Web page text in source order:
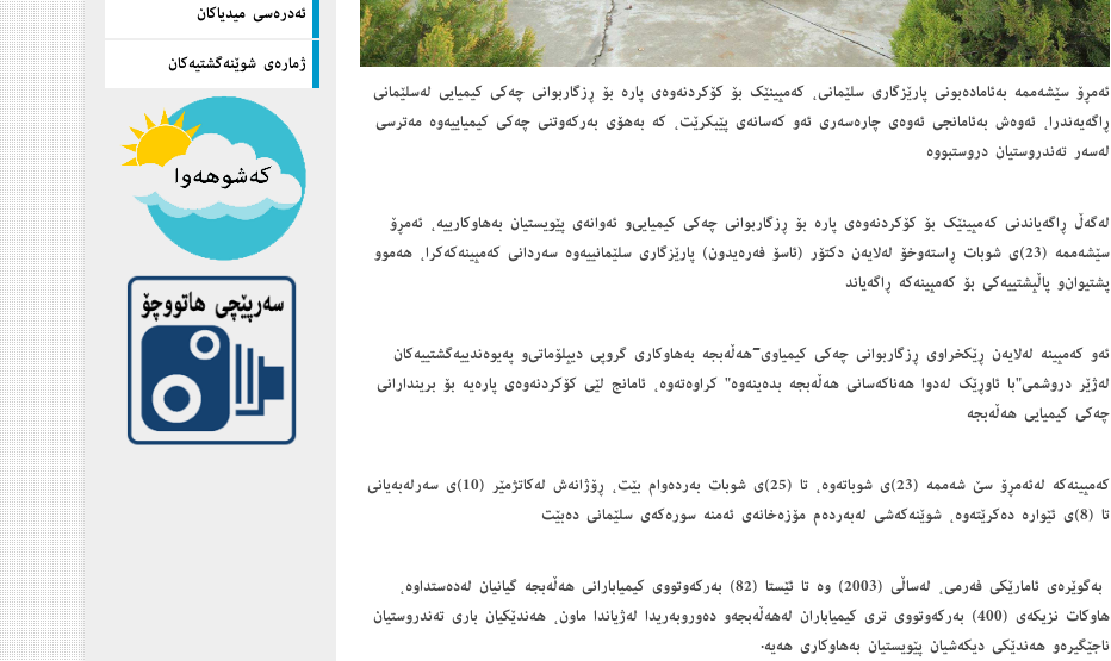
ئه‌دره‌سی میدیاكان
ژماره‌ی شوێنه‌گشتیه‌كان
ئه‌مڕۆ سێشه‌ممه‌ به‌ئاماده‌بونی پارێزگاری سلێمانی، كه‌مپینێك بۆ كۆكردنه‌وه‌ی پاره‌ بۆ ڕزگاربوانی چه‌كی كیمیایی له‌سلێمانی
ڕاگه‌یه‌ندرا، ئه‌وه‌ش به‌ئامانجی ئه‌وه‌ی چاره‌سه‌ری ئه‌و كه‌سانه‌ی پێبكرێت، كه‌ به‌هۆی به‌ركه‌وتنی چه‌كی كیمیاییه‌وه‌ مه‌ترسی
له‌سه‌ر ته‌ندروستیان دروستبووه
له‌گه‌ڵ ڕاگه‌یاندنی كه‌مپینێك بۆ كۆكردنه‌وه‌ی پاره‌ بۆ ڕزگاربوانی چه‌كی كیمیایی‌و ئه‌وانه‌ی پێویستیان به‌هاوكارییه‌، ئه‌مڕۆ
سێشه‌ممه‌ (23)ی شوبات ڕاسته‌وخۆ له‌لایه‌ن دكتۆر (ئاسۆ فه‌ره‌یدون) پارێزگاری سلێمانییه‌وه‌ سه‌ردانی كه‌مپینه‌كه‌كرا، هه‌موو
پشتیوان‌و پاڵپشتییه‌كی بۆ كه‌مپینه‌كه‌ ڕاگه‌یاند
ئه‌و كه‌مپینه‌ له‌لایه‌ن ڕێكخراوی ڕزگاربوانی چه‌كی كیمیاوی-هه‌ڵه‌بجه‌ به‌هاوكاری گروپی دیپلۆماتی‌و په‌یوه‌ندییه‌گشتییه‌كان
له‌ژێر دروشمی"با ئاوڕێك له‌دوا هه‌ناكه‌سانی هه‌ڵه‌بجه‌ بده‌ینه‌وه‌" كراوه‌ته‌وه‌، ئامانج لێی كۆكردنه‌وه‌ی پاره‌یه‌ بۆ بریندارانی
چه‌كی كیمیایی هه‌ڵه‌بجه
كه‌مپینه‌كه‌ له‌ئه‌مڕۆ سێ شه‌ممه‌ (23)ی شوباته‌وه‌، تا (25)ی شوبات به‌رده‌وام بێت، ڕۆژانه‌ش له‌كاتژمێر (10)ی سه‌رله‌به‌یانی
تا (8)ی ئێواره‌ ده‌كرێته‌وه‌، شوێنه‌كه‌شی له‌به‌رده‌م مۆزه‌خانه‌ی ئه‌منه‌ سوره‌كه‌ی سلێمانی ده‌بێت
به‌گوێره‌ی ئامارێكی فه‌رمی، له‌ساڵی (2003) وه‌ تا ئێستا (82) به‌ركه‌وتووی كیمیابارانی هه‌ڵه‌بجه‌ گیانیان له‌ده‌ستداوه‌،
هاوكات نزیكه‌ی (400) به‌ركه‌وتووی تری كیمیاباران له‌هه‌ڵه‌بجه‌و ده‌وروبه‌ریدا له‌ژیاندا ماون، هه‌ندێكیان باری ته‌ندروستیان
ناجێگیره‌‌و هه‌ندێكی دیكه‌شیان پێویستیان به‌هاوكاری هه‌یه‌.